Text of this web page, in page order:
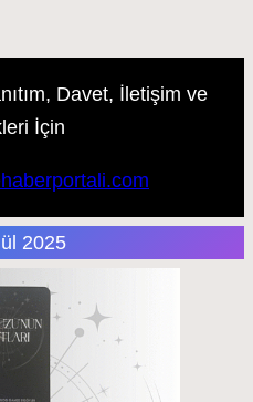
Davet, İletişim ve
İçin
2025